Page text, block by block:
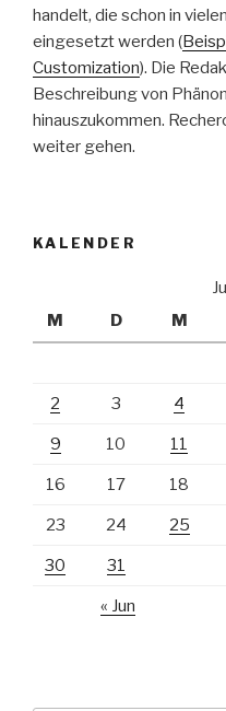
handelt, die schon in
eingesetzt werden (
Customization). Die
Beschreibung von
hinauszukommen.
weiter gehen.
KALENDER
M
D M
2 3 4
9 10 11
16 17 18
23 24 25
30 31
« Jun